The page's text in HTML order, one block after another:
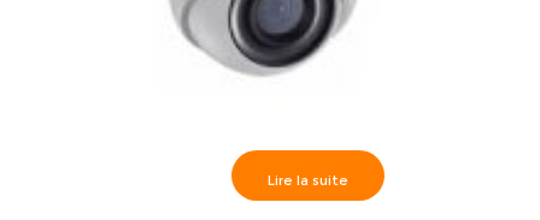
Lire la suite